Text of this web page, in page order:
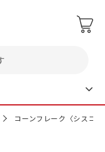
コーンフレーク〈シスコ